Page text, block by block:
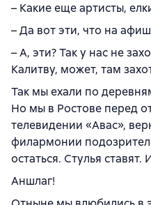
– Какие еще артисты,
– Да вот эти, что на
– А, эти? Так у нас не
Калитву, может, там
Так мы ехали по
Но мы в Ростове перед
телевидении «Авас»,
филармонии
остаться. Стулья ставят.
Аншлаг!